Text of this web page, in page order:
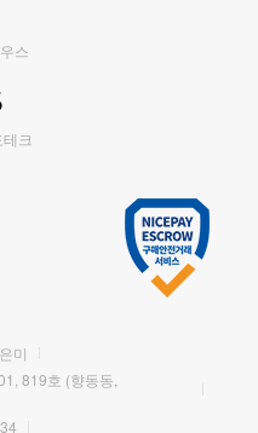
스
크
미
819호 (향동동,